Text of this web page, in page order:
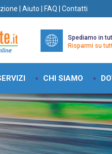
Aiuto FAQ Contatti
Spediamo in
Risparmi su
CHI SIAMO